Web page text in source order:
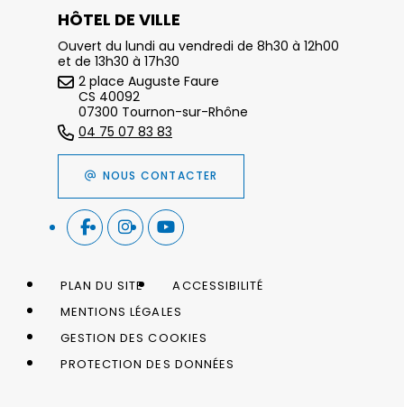
HÔTEL DE VILLE
Ouvert du lundi au vendredi de 8h30 à 12h00
et de 13h30 à 17h30
2 place Auguste Faure
CS 40092
07300 Tournon-sur-Rhône
04 75 07 83 83
NOUS CONTACTER
PLAN DU SITE
ACCESSIBILITÉ
MENTIONS LÉGALES
GESTION DES COOKIES
PROTECTION DES DONNÉES